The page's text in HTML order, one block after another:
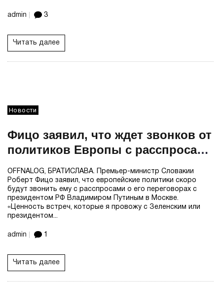
admin 3
Читать далее
Новости
Фицо заявил, что ждет звонков от
политиков Европы с расспросами
о переговорах с Путиным
OFFNALOG, БРАТИСЛАВА. Премьер-министр Словакии
Роберт Фицо заявил, что европейские политики скоро
будут звонить ему с расспросами о его переговорах с
президентом РФ Владимиром Путиным в Москве.
«Ценность встреч, которые я провожу с Зеленским или
президентом...
admin 1
Читать далее